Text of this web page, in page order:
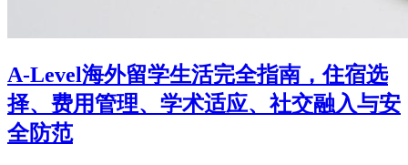
A-Level海外留学生活完全指南，住宿选
择、费用管理、学术适应、社交融入与安
全防范